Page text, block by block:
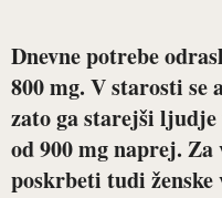
Dnevne potrebe
800 mg. V starosti
zato ga starejši
od 900 mg naprej.
poskrbeti tudi ženske